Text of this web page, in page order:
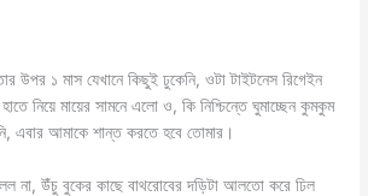
উপর ১ মাস যেখানে কিছুই ঢুকেনি, ওটা টাইটনেস রিগেইন
নিয়ে মায়ের সামনে এলো ও, কি নিশ্চিন্তে ঘুমাচ্ছেন কুমকুম
এবার আমাকে শান্ত করতে হবে তোমার।
না, উঁচু বুকের কাছে বাথরোবের দড়িটা আলতো করে ঢিল